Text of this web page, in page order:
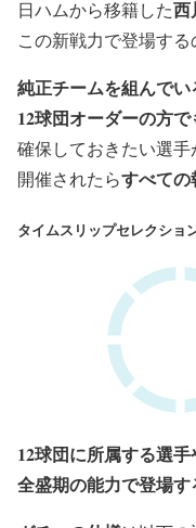
日ハムから移籍した西
この新戦力で登場す
純正チームを組んでい
12球団オーダーの方
確保しておきたい選手
開催されたらすべて
タイムスリップセレクショ
12球団に所属する選
全盛期の能力で登場す